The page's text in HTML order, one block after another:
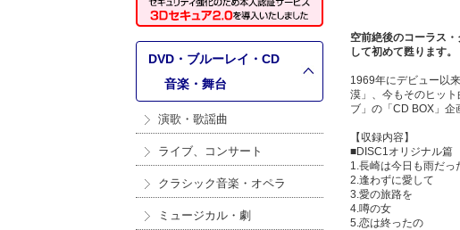
DVD・ブルーレイ・CD
音楽・舞台
演歌・歌謡曲
ライブ、コンサート
クラシック音楽・オペラ
ミュージカル・劇
空前絶後のコーラス
して初めて甦ります。
1969年にデビュー以
漠」、今もそのヒッ
ブ」の「CD BOX」企
【収録内容】
■DISC1オリジナル篇
1.長崎は今日も雨だっ
2.逢わずに愛して
3.愛の旅路を
4.噂の女
5.恋は終ったの